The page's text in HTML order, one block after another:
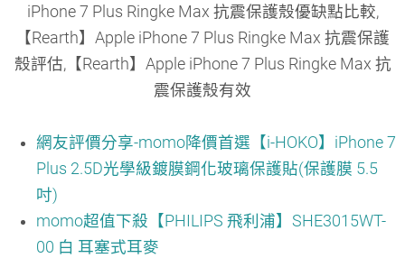
iPhone 7 Plus Ringke Max 抗震保護殼優缺點比較,
【Rearth】Apple iPhone 7 Plus Ringke Max 抗震保護
殼評估,【Rearth】Apple iPhone 7 Plus Ringke Max 抗
震保護殼有效
網友評價分享-momo降價首選【i-HOKO】iPhone 7
Plus 2.5D光學級鍍膜鋼化玻璃保護貼(保護膜 5.5
吋)
momo超值下殺【PHILIPS 飛利浦】SHE3015WT-
00 白 耳塞式耳麥